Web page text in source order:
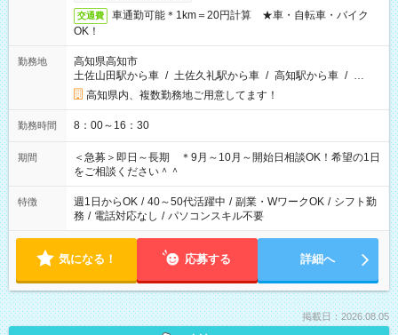
交通費
車通勤可能＊1km＝20円計算 ★車・自転車・バイク
OK！
勤務地
高知県高知市
土佐山田駅から車 / 土佐久礼駅から車 / 高知駅から車 / …
高知県内、複数勤務地ご用意してます！
勤務時間 8：00～16：30
期間
＜急募＞即日～長期 ＊9月～10月～開始日相談OK！希望の1日
をご相談ください＾＾
特徴 週1日からOK / 40～50代活躍中 / 副業・WワークOK / シフト勤
務 / 電話対応なし / パソコンスキル不要
気になる！ 応募する 詳細へ
掲載日：2026.08.05